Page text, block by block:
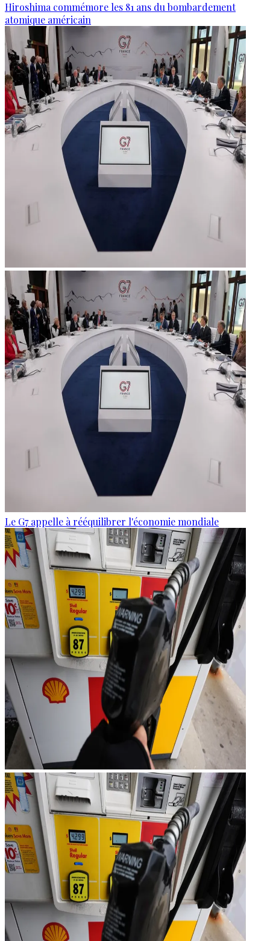
Hiroshima commémore les 81 ans du bombardement
atomique américain
Le G7 appelle à rééquilibrer l'économie mondiale